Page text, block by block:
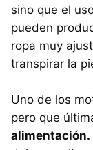
sino que el
pueden
ropa muy
transpirar la
Uno de los
pero que
alimentación.